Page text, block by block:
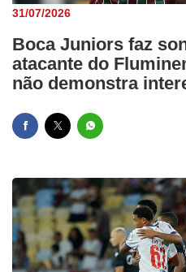
31/07/2026
Boca Juniors faz
atacante do
não demonstra